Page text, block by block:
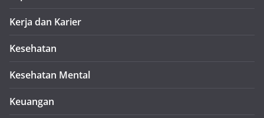
Kerja dan Karier
Kesehatan
Kesehatan Mental
Keuangan